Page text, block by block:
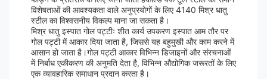
विशेषताओं की आवश्यकता वाले अनुप्रयोगों के लिए 4140 मिश्र धातु
स्टील का विश्वसनीय विकल्प माना जा सकता है।
मिश्र धातु इस्पात गोल पट्टीः शीत कार्य उपकरण इस्पात आम तौर पर
गोल पट्टी में आकार दिया जाता है, जिससे यह बहुमुखी और काम करने में
आसान हो जाता है।गोल पट्टी आकार विभिन्न डिजाइनों और संरचनाओं
में निर्बाध एकीकरण की अनुमति देता है, विभिन्न औद्योगिक जरूरतों के लिए
एक व्यावहारिक समाधान प्रदान करता है।